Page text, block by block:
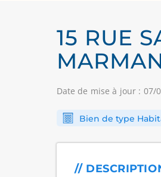
15 RUE
Date de mise à jour : 07/
Bien de type
//